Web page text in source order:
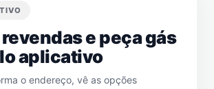
e peça gás
aplicativo
o endereço, vê as opções